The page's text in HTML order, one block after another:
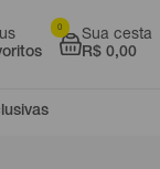
Sua cesta
R$ 0,00
0